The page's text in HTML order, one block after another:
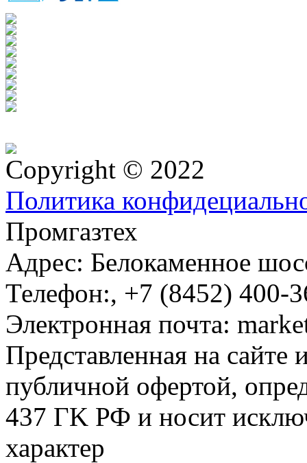
Copyright © 2022
Политика
Промгазтех
Адрес: Белокаменное
Телефон:, +7 (8452) 400-
Электронная почта:
Представленная на сайте
публичной офертой,
437 ГK РФ и носит
характер